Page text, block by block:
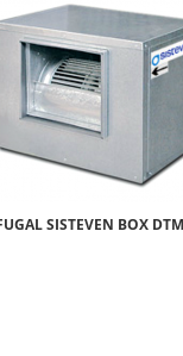
SISTEVEN BOX